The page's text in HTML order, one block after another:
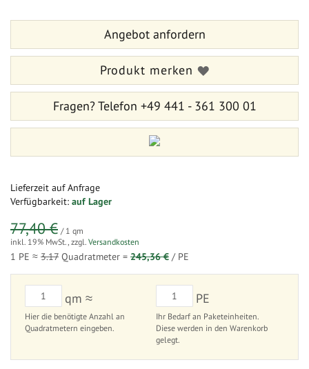
Lieferzeit auf Anfrage
Verfügbarkeit: auf Lager
77,40 € / 1 qm
inkl. 19% MwSt., zzgl. Versandkosten
1 PE ≈ 3.17 Quadratmeter = 245,36 € / PE
qm ≈
Hier die benötigte Anzahl an
Quadratmetern eingeben.
PE
Ihr Bedarf an Paketeinheiten.
Diese werden in den Warenkorb
gelegt.
springen
Bildergalerie
Angebot anfordern
Produkt merken
Fragen?Telefon +49 441 - 361 300 01